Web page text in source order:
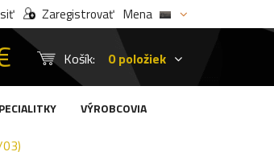
Zaregistrovať Mena
Košík: 0 položiek
VÝROBCOVIA